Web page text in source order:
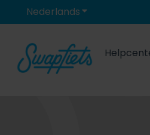
NederlandsSubmenu